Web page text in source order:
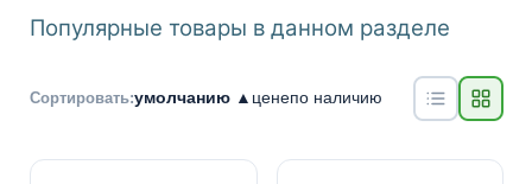
Популярные товары в данном разделе
Сортировать:умолчанию ▲ ценепо наличию